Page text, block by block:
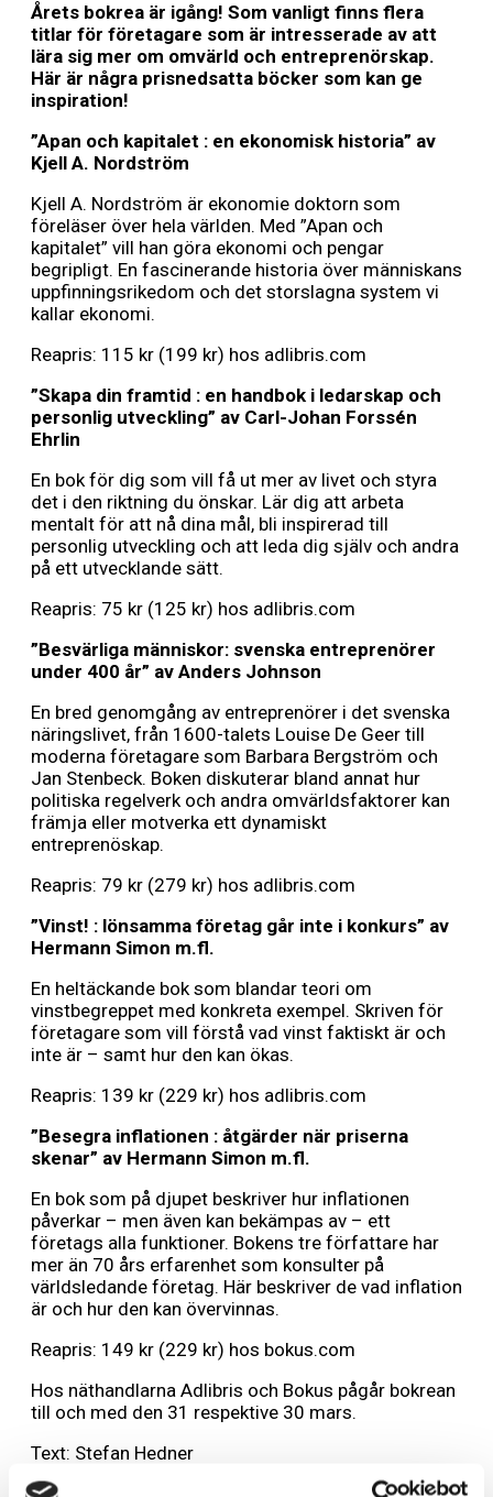
Årets bokrea är igång! Som vanligt finns flera
titlar för företagare som är intresserade av att
lära sig mer om omvärld och entreprenörskap.
Här är några prisnedsatta böcker som kan ge
inspiration!
”Apan och kapitalet : en ekonomisk historia” av
Kjell A. Nordström
Kjell A. Nordström är ekonomie doktorn som
föreläser över hela världen. Med ”Apan och
kapitalet” vill han göra ekonomi och pengar
begripligt. En fascinerande historia över människans
uppfinningsrikedom och det storslagna system vi
kallar ekonomi.
Reapris: 115 kr (199 kr) hos adlibris.com
”Skapa din framtid : en handbok i ledarskap och
personlig utveckling” av Carl-Johan Forssén
Ehrlin
En bok för dig som vill få ut mer av livet och styra
det i den riktning du önskar. Lär dig att arbeta
mentalt för att nå dina mål, bli inspirerad till
personlig utveckling och att leda dig själv och andra
på ett utvecklande sätt.
Reapris: 75 kr (125 kr) hos adlibris.com
”Besvärliga människor: svenska entreprenörer
under 400 år” av Anders Johnson
En bred genomgång av entreprenörer i det svenska
näringslivet, från 1600-talets Louise De Geer till
moderna företagare som Barbara Bergström och
Jan Stenbeck. Boken diskuterar bland annat hur
politiska regelverk och andra omvärldsfaktorer kan
främja eller motverka ett dynamiskt
entreprenöskap.
Reapris: 79 kr (279 kr) hos adlibris.com
”Vinst! : lönsamma företag går inte i konkurs” av
Hermann Simon m.fl.
En heltäckande bok som blandar teori om
vinstbegreppet med konkreta exempel. Skriven för
företagare som vill förstå vad vinst faktiskt är och
inte är – samt hur den kan ökas.
Reapris: 139 kr (229 kr) hos adlibris.com
”Besegra inflationen : åtgärder när priserna
skenar” av Hermann Simon m.fl.
En bok som på djupet beskriver hur inflationen
påverkar – men även kan bekämpas av – ett
företags alla funktioner. Bokens tre författare har
mer än 70 års erfarenhet som konsulter på
världsledande företag. Här beskriver de vad inflation
är och hur den kan övervinnas.
Reapris: 149 kr (229 kr) hos bokus.com
Hos näthandlarna Adlibris och Bokus pågår bokrean
till och med den 31 respektive 30 mars.
Text: Stefan Hedner